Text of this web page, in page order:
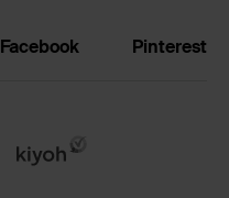
Facebook Pinterest